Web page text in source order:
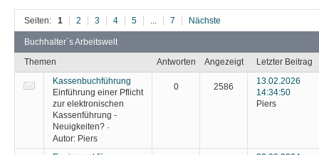
Seiten: 1 2 3 4 5 ... 7 Nächste
Buchhalter´s Arbeitswelt
Themen Antworten Angezeigt
Letzter Beitrag
Kassenbuchführung
Einführung einer Pflicht
zur elektronischen
Kassenführung -
Neuigkeiten? ·
Autor: Piers
0 2586
13.02.2026
14:34:50
Piers